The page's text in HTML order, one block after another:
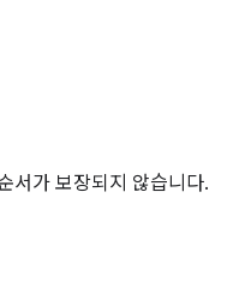
서가 보장되지 않습니다.